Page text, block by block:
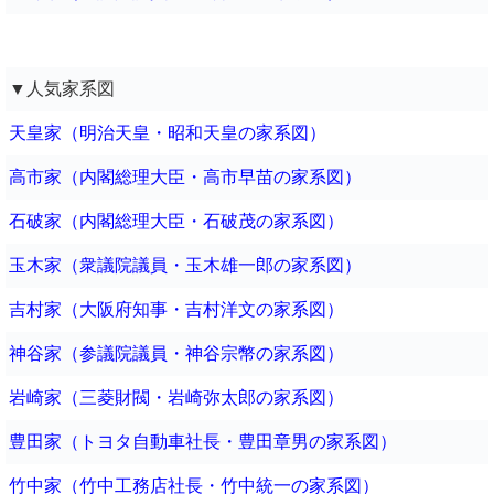
▼人気家系図
天皇家（明治天皇・昭和天皇の家系図）
高市家（内閣総理大臣・高市早苗の家系図）
石破家（内閣総理大臣・石破茂の家系図）
玉木家（衆議院議員・玉木雄一郎の家系図）
吉村家（大阪府知事・吉村洋文の家系図）
神谷家（参議院議員・神谷宗幣の家系図）
岩崎家（三菱財閥・岩崎弥太郎の家系図）
豊田家（トヨタ自動車社長・豊田章男の家系図）
竹中家（竹中工務店社長・竹中統一の家系図）